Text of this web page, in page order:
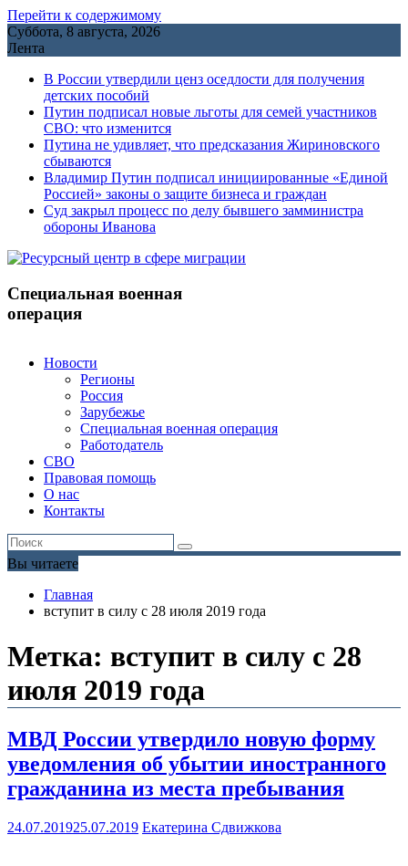
Перейти к содержимому
Суббота, 8 августа, 2026
Лента
В России утвердили ценз оседлости для получения
детских пособий
Путин подписал новые льготы для семей участников
СВО: что изменится
Путина не удивляет, что предсказания Жириновского
сбываются
Владимир Путин подписал инициированные «Единой
Россией» законы о защите бизнеса и граждан
Cуд закрыл процесс по делу бывшего замминистра
обороны Иванова
Специальная военная
операция
Новости
Регионы
Россия
Зарубежье
Специальная военная операция
Работодатель
СВО
Правовая помощь
О нас
Контакты
Вы читаете
Главная
вступит в силу с 28 июля 2019 года
Метка: вступит в силу с 28
июля 2019 года
МВД России утвердило новую форму
уведомления об убытии иностранного
гражданина из места пребывания
24.07.201925.07.2019 Екатерина Сдвижкова